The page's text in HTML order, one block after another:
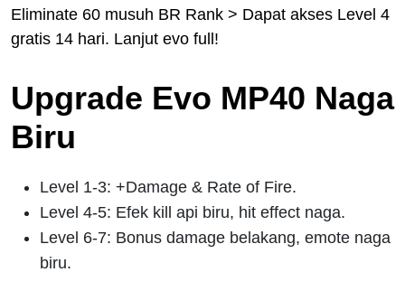
Eliminate 60 musuh BR Rank > Dapat akses Level 4
gratis 14 hari. Lanjut evo full!
Upgrade Evo MP40 Naga
Biru
Level 1-3: +Damage & Rate of Fire.
Level 4-5: Efek kill api biru, hit effect naga.
Level 6-7: Bonus damage belakang, emote naga
biru.